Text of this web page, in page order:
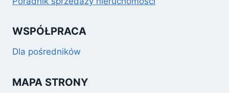
WSPÓŁPRACA
Dla pośredników
MAPA STRONY